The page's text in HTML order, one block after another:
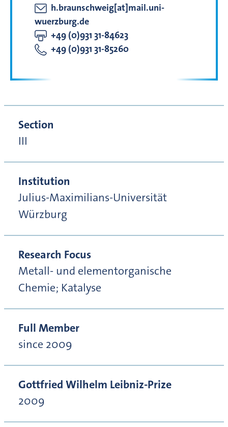
h.braunschweig[at]mail.uni-
wuerzburg.de
+49 (0)931 31-84623
+49 (0)931 31-85260
Section
III
Institution
Julius-Maximilians-Universität
Würzburg
Research Focus
Metall- und elementorganische
Chemie; Katalyse
Full Member
since 2009
Gottfried Wilhelm Leibniz-Prize
2009